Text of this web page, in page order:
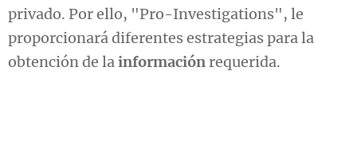
privado. Por ello, "Pro-Investigations", le
proporcionará diferentes estrategias para la
obtención de lainformación requerida.